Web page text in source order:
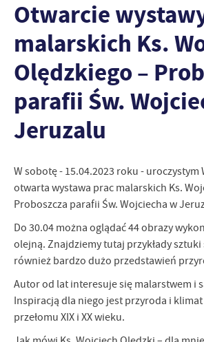
Otwarcie
malarskich Ks.
Olędzkiego –
parafii Św.
Jeruzalu
W sobotę - 15.04.2023 roku - uroczystym
otwarta wystawa prac malarskich Ks.
Proboszcza parafii Św. Wojciecha w
Do 30.04 można oglądać 44 obrazy
olejną. Znajdziemy tutaj przykłady
również bardzo dużo przedstawień
Autor od lat interesuje się malarstwem i
Inspiracją dla niego jest przyroda i
przełomu XIX i XX wieku.
personalizację określonych funkcjonalności
treści.
Dzięki tym plikom cookies możemy zapewnić
korzystania z funkcjonalności naszej strony
jej do Twoich indywidualnych preferencji.
funkcjonalne i personalizacyjne pliki cookies
dostępność większej ilości funkcji na stronie.
Więcej
Analityczne
Analityczne pliki cookies pomagają nam
dostosowywać do Twoich potrzeb.
z jaką odwiedzane są nasze serwisy www.
ocenę naszych serwisów internetowych pod
popularności wśród użytkowników.
analityczne pliki cookies gwarantuje
funkcjonalności.
Reklamowe
informacje i aktualności na stronach naszych
Promocyjne pliki cookies służą do
komunikatów na podstawie analizy Twoich
promocyjne mogą pojawić się na stronach
firm będących naszymi partnerami oraz innych
Firmy te działają w charakterze pośredników
Więcej